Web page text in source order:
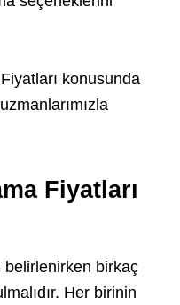
konusunda
Fiyatları
belirlenirken birkaç
Her birinin